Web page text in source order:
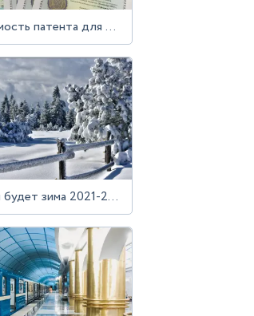
Стоимость патента для трудовых мигрантов в Подмосковье вырастет
Какая будет зима 2021-2022 в Москве и Московской области